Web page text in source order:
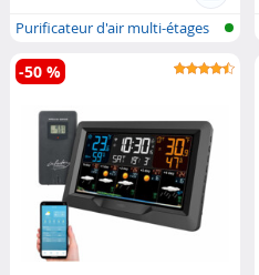
Purificateur d'air multi-étages
ave...
-50 %